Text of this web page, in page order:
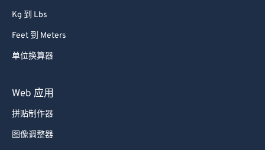
Kg 到 Lbs
Feet 到 Meters
单位换算器
Web 应用
拼贴制作器
图像调整器